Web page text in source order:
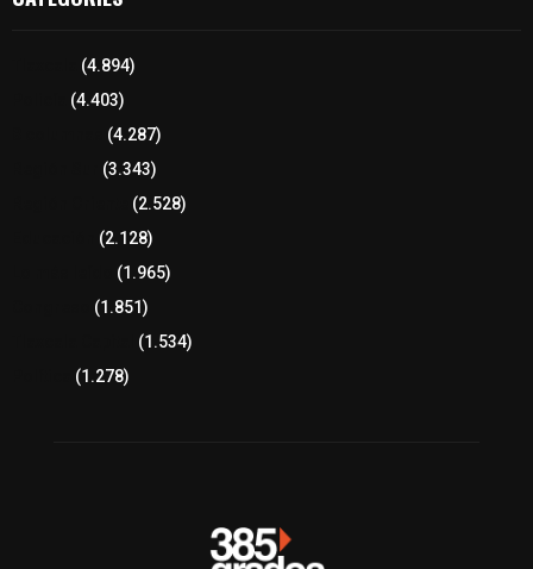
(4.894)
(4.403)
(4.287)
(3.343)
(2.528)
(2.128)
(1.965)
(1.851)
(1.534)
(1.278)